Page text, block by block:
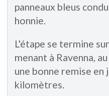
panneaux bleus
honnie.
L'étape se termine
menant à Ravenna,
une bonne remise en
kilomètres.